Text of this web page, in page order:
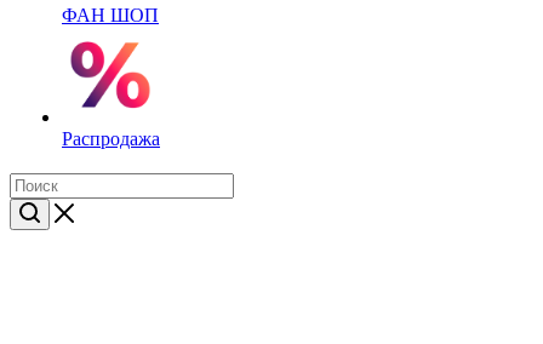
ФАН ШОП
Распродажа